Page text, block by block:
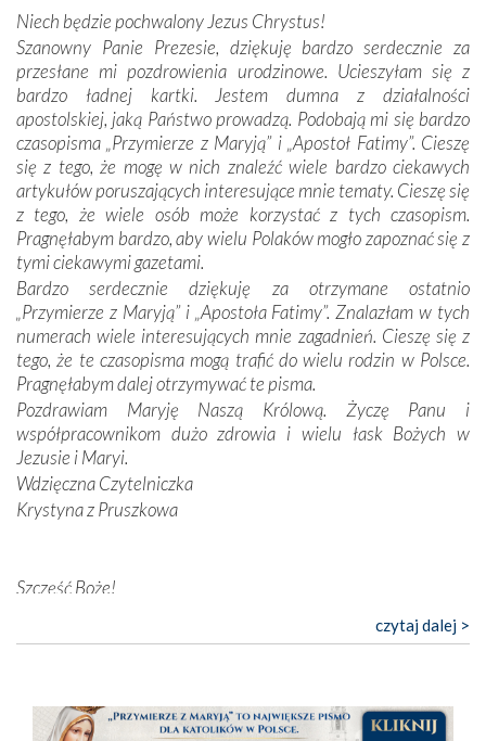
wspólnej wierze. Podczas wyjazdów do historycznych
miejsc, które znalazły się na trasie naszej pielgrzymki,
mieliśmy okazję przekonać się, że Maryja swoją opieką
otacza nie tylko nasz naród, lecz wszystkie nacje, które
się Jej ufnie oddają, a także każdą osobę, która zawierza
Jej siebie oraz swych bliskich.
Dzieje Portugalii to również historia wierności Bogu i
odstępstw, także w życiu władców. Trudne momenty w
wymiarze tak osobistym, jak i zbiorowym, przypominają o
konieczności ciągłego zabiegania o własną duszę i o łaskę
Opatrzności. Wierność przynosi pomyślność –
przynajmniej w życiu duchowym. Odstępstwo owocuje
nieszczęściem i śmiercią. Te uniwersalne prawdy
przychodziły na myśl, gdy słuchaliśmy opowieści
przewodników o portugalskich monarchach i wodzach,
zwycięskich bitwach i nieszczęśliwych losach grzesznych
kochanków.
Byli tym razem pośród Apostołów Fatimy reprezentanci
każdego spośród żyjących pokoleń. Najmłodszy uczestnik
liczył sobie 13 lat, zaś senior, pan Zdzisław – już 94.
Nasza pielgrzymka nie byłaby tak bogata w duchową treść
bez obecności duszpasterza – księdza Krzysztofa.
niezwykłej czci dla Matki Bożej śpiewemGodzinek
pięknych pieśni.
Niech będzie pochwalony Jezus Chrystus!
Szanowny Panie Prezesie, dziękuję bardzo serdecznie za
przesłane mi pozdrowienia urodzinowe. Ucieszyłam się z
bardzo ładnej kartki. Jestem dumna z działalności
apostolskiej, jaką Państwo prowadzą. Podobają mi się bardzo
czasopisma „Przymierze z Maryją” i „Apostoł Fatimy”. Cieszę
się z tego, że mogę w nich znaleźć wiele bardzo ciekawych
artykułów poruszających interesujące mnie tematy. Cieszę się
z tego, że wiele osób może korzystać z tych czasopism.
Pragnęłabym bardzo, aby wielu Polaków mogło zapoznać się z
tymi ciekawymi gazetami.
Bardzo serdecznie dziękuję za otrzymane ostatnio
„Przymierze z Maryją” i „Apostoła Fatimy”. Znalazłam w tych
numerach wiele interesujących mnie zagadnień. Cieszę się z
tego, że te czasopisma mogą trafić do wielu rodzin w Polsce.
Pragnęłabym dalej otrzymywać te pisma.
Pozdrawiam Maryję Naszą Królową. Życzę Panu i
współpracownikom dużo zdrowia i wielu łask Bożych w
Jezusie i Maryi.
Wdzięczna Czytelniczka
Krystyna z Pruszkowa
Szczęść Boże!
to pismo, które bardzo sobie cenię i szanuję. Redagujecie
nas prowadzi!
Barbara
czytaj dalej >